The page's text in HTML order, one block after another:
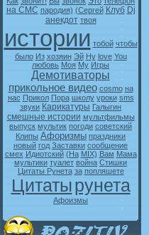
на СМС пародия) (Сергей Клуб Dj
анекдот твоя
истории тобой чтобы
было Из хозяин Эй Ну love You
любовь Моя My Игры
Демотиваторы
прикольное видео cosmo на
нас Прикол Пора школу уроки sms
звуки Карикатуры Галыгин
смешные истории мультфильмы
выпуск мультик погоди советский
Клипы Афоризмы праздники
новый год Заставки сообщение
смех Идиотский (На MIX) Вам Мама
мультики туалет война Стишки
Цитаты Рунета за попляшете
Цитатырунета
Афоизмы